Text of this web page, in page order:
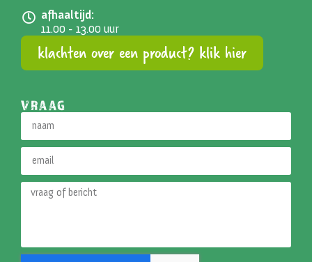
afhaaltijd:
11.00 - 13.00 uur
klachten over een product? klik hier
VRAAG